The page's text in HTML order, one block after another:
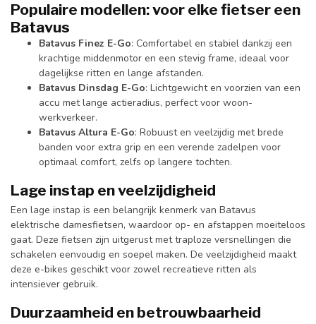
Populaire modellen: voor elke fietser een
Batavus
Batavus Finez E-Go: Comfortabel en stabiel dankzij een
krachtige middenmotor en een stevig frame, ideaal voor
dagelijkse ritten en lange afstanden.
Batavus Dinsdag E-Go: Lichtgewicht en voorzien van een
accu met lange actieradius, perfect voor woon-
werkverkeer.
Batavus Altura E-Go: Robuust en veelzijdig met brede
banden voor extra grip en een verende zadelpen voor
optimaal comfort, zelfs op langere tochten.
Lage instap en veelzijdigheid
Een lage instap is een belangrijk kenmerk van Batavus
elektrische damesfietsen, waardoor op- en afstappen moeiteloos
gaat. Deze fietsen zijn uitgerust met traploze versnellingen die
schakelen eenvoudig en soepel maken. De veelzijdigheid maakt
deze e-bikes geschikt voor zowel recreatieve ritten als
intensiever gebruik.
Duurzaamheid en betrouwbaarheid